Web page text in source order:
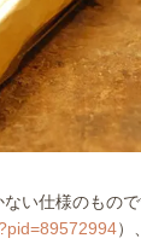
い仕様のもの
）